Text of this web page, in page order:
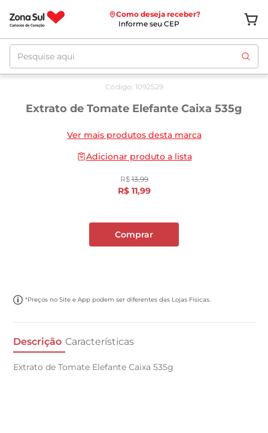
Como deseja receber?
Informe seu CEP
Pesquise aqui
10/08
Código: 1092529
Extrato de Tomate Elefante Caixa 535g
Ver mais produtos desta marca
Adicionar produto a lista
R$ 13,99
R$ 11,99
Comprar
*Preços no Site e App podem ser diferentes das Lojas Físicas.
Descrição Características
Extrato de Tomate Elefante Caixa 535g